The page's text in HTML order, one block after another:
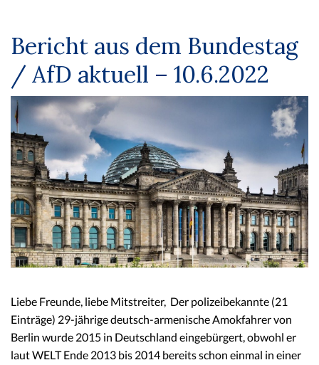
Bericht aus dem Bundestag
/ AfD aktuell – 10.6.2022
Liebe Freunde, liebe Mitstreiter, Der polizeibekannte (21
Einträge) 29-jährige deutsch-armenische Amokfahrer von
Berlin wurde 2015 in Deutschland eingebürgert, obwohl er
laut WELT Ende 2013 bis 2014 bereits schon einmal in einer